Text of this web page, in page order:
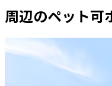
周辺のペット可